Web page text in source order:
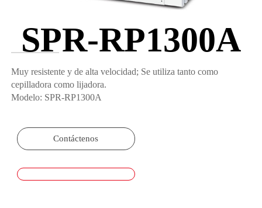
SPR-RP1300A
Muy resistente y de alta velocidad; Se utiliza tanto como
cepilladora como lijadora.
Modelo: SPR-RP1300A
Contáctenos